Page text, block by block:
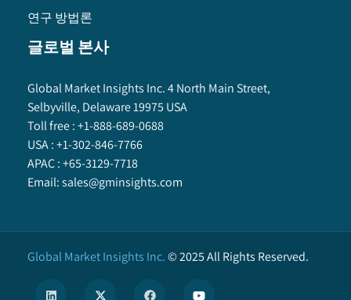
연구 방법론
글로벌 본사
Global Market Insights Inc. 4 North Main Street,
Selbyville, Delaware 19975 USA
Toll free :+1-888-689-0688
USA :+1-302-846-7766
APAC :+65-3129-7718
Email:sales@gminsights.com
Global Market Insights Inc.©2025All Rights Reserved.